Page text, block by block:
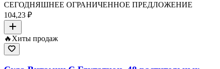
СЕГОДНЯШНЕЕ ОГРАНИЧЕННОЕ ПРЕДЛОЖЕНИЕ
104,23 ₽
🔥Хиты продаж